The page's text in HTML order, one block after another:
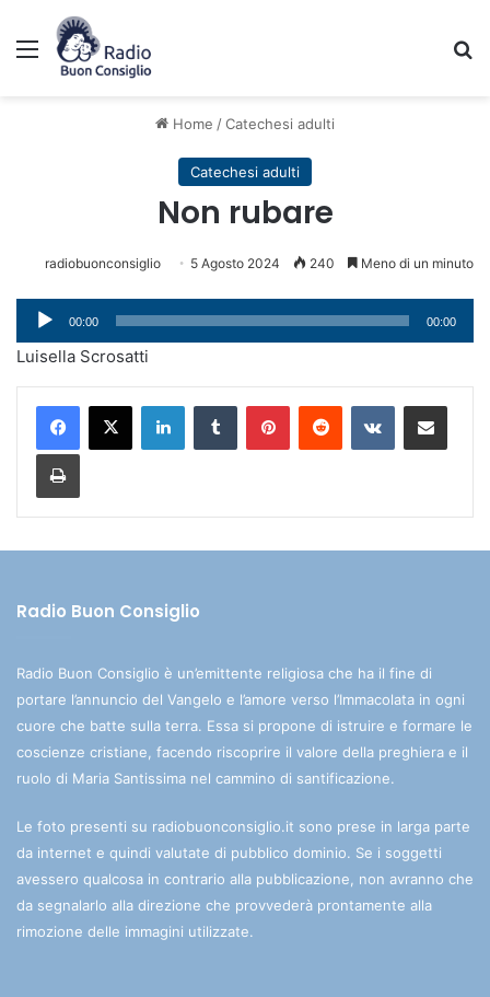
Menu
Home /Catechesi adulti
Catechesi adulti
Non rubare
radiobuonconsiglio 5 Agosto 2024 240 Meno di un minuto
Audio
Player
00:00 00:00
Luisella Scrosatti
Radio Buon Consiglio
Radio Buon Consiglio è un’emittente religiosa che ha il fine di
portare l’annuncio del Vangelo e l’amore verso l’Immacolata in ogni
cuore che batte sulla terra. Essa si propone di istruire e formare le
coscienze cristiane, facendo riscoprire il valore della preghiera e il
ruolo di Maria Santissima nel cammino di santificazione.
Le foto presenti su radiobuonconsiglio.it sono prese in larga parte
da internet e quindi valutate di pubblico dominio. Se i soggetti
avessero qualcosa in contrario alla pubblicazione, non avranno che
da segnalarlo alla direzione che provvederà prontamente alla
rimozione delle immagini utilizzate.